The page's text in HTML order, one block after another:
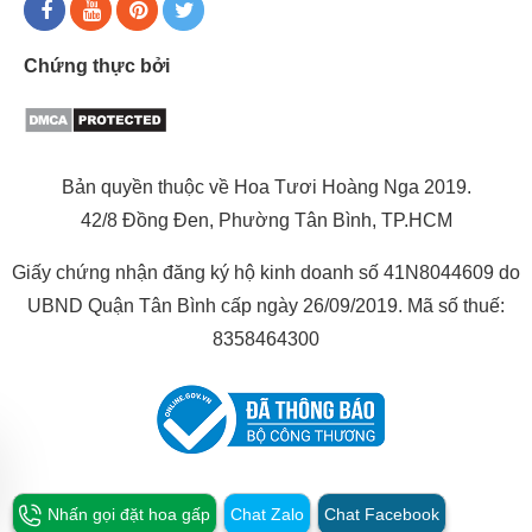
yêu thích đều được đội ngũ nhân viên chọn lọc kỹ lưỡng, bảo
đại.
Nhờ yếu tố đó, bạn hoàn toàn có thể yên tâm về chất lượng
Không chỉ có vậy, bàn tay khéo léo của kỹ thuật viên trang trí
hoa do chính shop đào tạo, những sản phẩm hoa tươi nhân
Ngày Phụ nữ Việt Nam (20/10) vừa tinh tế, vừa đẹp mắt, lại
bắt kịp xu hướng của tiệm hoa này chắc chắn làm bạn hài
dịch vụ điện hoagiaohoa 20/10
nhất chỉ với 1 cuộc điện thoại.
Chứng thực bởi
Bản quyền thuộc về Hoa Tươi Hoàng Nga 2019.
42/8 Đồng Đen, Phường Tân Bình, TP.HCM
Giấy chứng nhận đăng ký hộ kinh doanh số 41N8044609 do
UBND Quận Tân Bình cấp ngày 26/09/2019. Mã số thuế:
8358464300
Nhấn gọi đặt hoa gấp Chat Zalo Chat Facebook